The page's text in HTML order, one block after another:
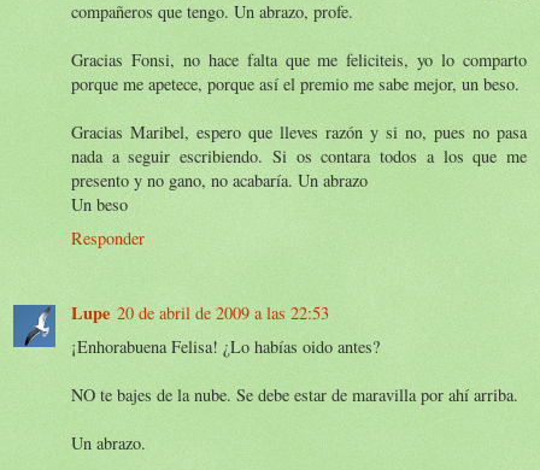
compañeros que tengo. Un abrazo, profe.
Gracias Fonsi, no hace falta que me feliciteis, yo lo comparto
porque me apetece, porque así el premio me sabe mejor, un beso.
Gracias Maribel, espero que lleves razón y si no, pues no pasa
nada a seguir escribiendo. Si os contara todos a los que me
presento y no gano, no acabaría. Un abrazo
Un beso
Responder
Lupe 20 de abril de 2009 a las 22:53
¡Enhorabuena Felisa! ¿Lo habías oido antes?
NO te bajes de la nube. Se debe estar de maravilla por ahí arriba.
Un abrazo.